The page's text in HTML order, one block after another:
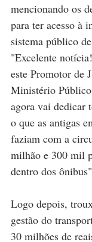
mencionando os
para ter acesso à
sistema público
"Excelente
este Promotor de
Ministério
agora vai dedicar
o que as antigas
faziam com a
milhão e 300 mil
dentro dos
Logo depois,
gestão do
30 milhões de